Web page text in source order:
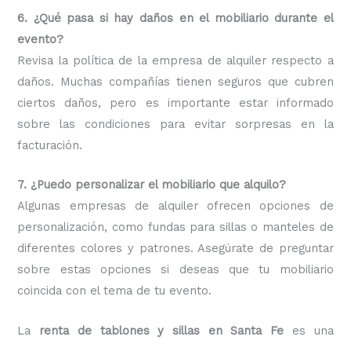
6. ¿Qué pasa si hay daños en el mobiliario durante el
evento?
Revisa la política de la empresa de alquiler respecto a
daños. Muchas compañías tienen seguros que cubren
ciertos daños, pero es importante estar informado
sobre las condiciones para evitar sorpresas en la
facturación.
7. ¿Puedo personalizar el mobiliario que alquilo?
Algunas empresas de alquiler ofrecen opciones de
personalización, como fundas para sillas o manteles de
diferentes colores y patrones. Asegúrate de preguntar
sobre estas opciones si deseas que tu mobiliario
coincida con el tema de tu evento.
La renta de tablones y sillas en Santa Fe es una